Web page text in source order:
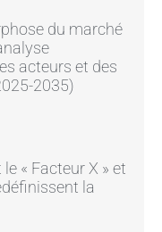
du marché
acteurs et des
2035)
« Facteur X » et
la